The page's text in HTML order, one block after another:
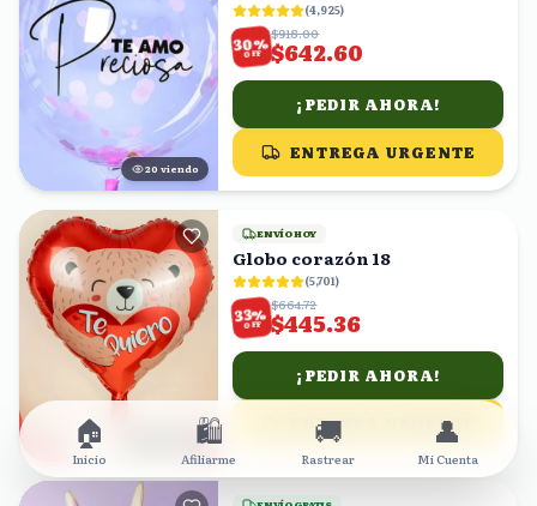
21 viendo
(4,925)
30%
OFF
$918.00
$642.60
¡PEDIR AHORA!
ENTREGA URGENTE
ENVÍO HOY
Globo corazón 18
(5,701)
33%
OFF
$664.72
$445.36
¡PEDIR AHORA!
ENTREGA URGENTE
🏠
Inicio
🛍️
Afiliarme
🚚
Rastrear
👤
Mi Cuenta